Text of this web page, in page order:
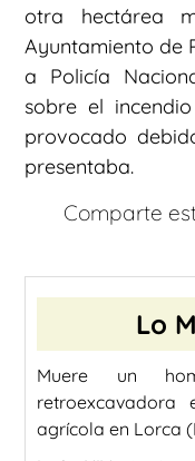
otra hectárea
Ayuntamiento de
a Policía
sobre el
provocado
presentaba.
Comparte
Lo
Muere un
agrícola en Lorca